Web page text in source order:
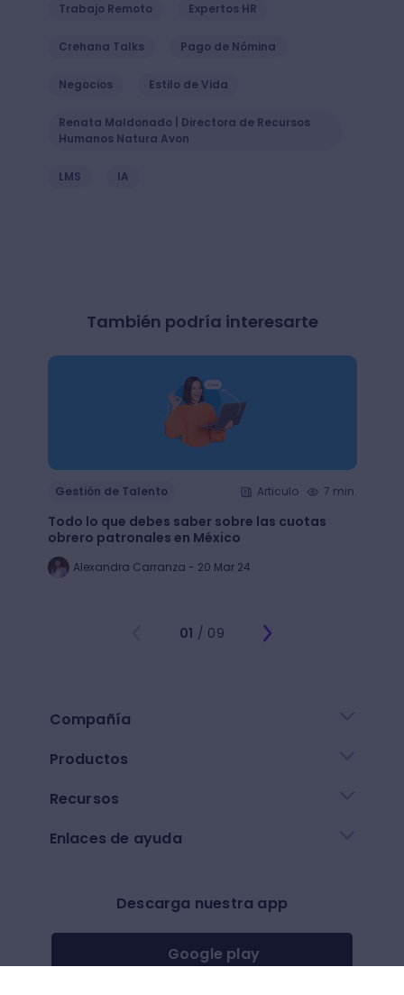
Trabajo Remoto Expertos HR
Crehana Talks Pago de Nómina
Negocios Estilo de Vida
Renata Maldonado | Directora de Recursos
Humanos Natura Avon
LMS IA
También podría interesarte
Gestión de Talento Articulo 7 min.
Todo lo que debes saber sobre las cuotas
obrero patronales en México
Alexandra Carranza - 20 Mar 24
01 / 09
Compañía
Productos
Recursos
Enlaces de ayuda
Descarga nuestra app
Google play